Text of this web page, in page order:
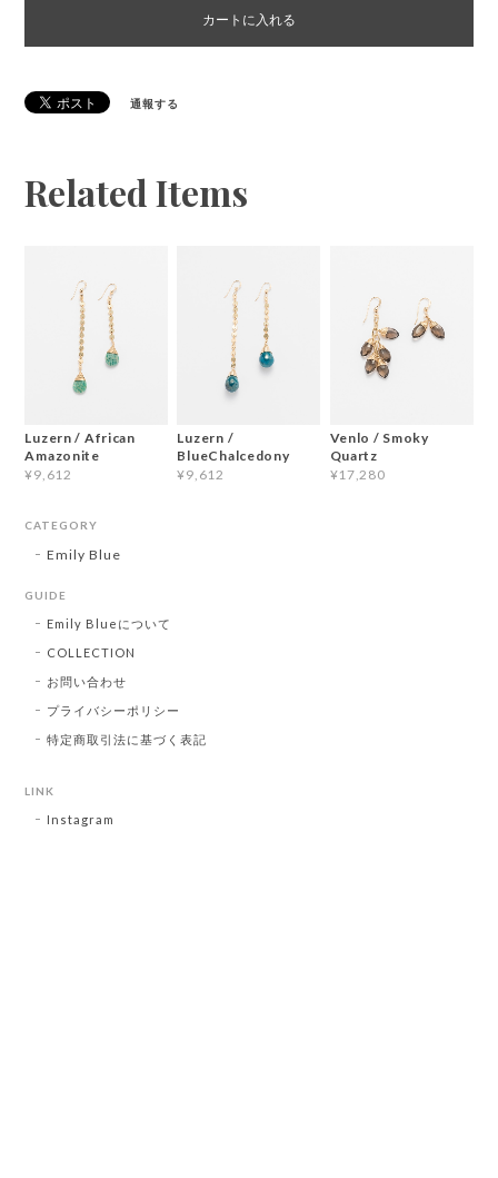
カートに入れる
通報する
Related Items
Luzern / African
Amazonite
¥9,612
Luzern /
BlueChalcedony
¥9,612
Venlo / Smoky
Quartz
¥17,280
CATEGORY
Emily Blue
GUIDE
Emily Blueについて
COLLECTION
お問い合わせ
プライバシーポリシー
特定商取引法に基づく表記
LINK
Instagram